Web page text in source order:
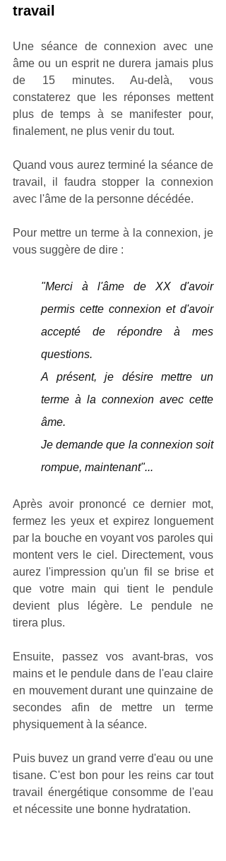
travail
Une séance de connexion avec une
âme ou un esprit ne durera jamais plus
de 15 minutes. Au-delà, vous
constaterez que les réponses mettent
plus de temps à se manifester pour,
finalement, ne plus venir du tout.
Quand vous aurez terminé la séance de
travail, il faudra stopper la connexion
avec l'âme de la personne décédée.
Pour mettre un terme à la connexion, je
vous suggère de dire :
"Merci à l'âme de XX d'avoir
permis cette connexion et d'avoir
accepté de répondre à mes
questions.
A présent, je désire mettre un
terme à la connexion avec cette
âme.
Je demande que la connexion soit
rompue, maintenant"...
Après avoir prononcé ce dernier mot,
fermez les yeux et expirez longuement
par la bouche en voyant vos paroles qui
montent vers le ciel. Directement, vous
aurez l'impression qu'un fil se brise et
que votre main qui tient le pendule
devient plus légère. Le pendule ne
tirera plus.
Ensuite, passez vos avant-bras, vos
mains et le pendule dans de l'eau claire
en mouvement durant une quinzaine de
secondes afin de mettre un terme
physiquement à la séance.
Puis buvez un grand verre d'eau ou une
tisane. C'est bon pour les reins car tout
travail énergétique consomme de l'eau
et nécessite une bonne hydratation.